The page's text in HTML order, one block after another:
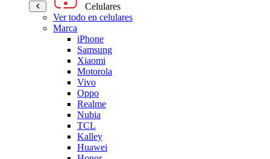
Celulares
Ver todo en celulares
Marca
iPhone
Samsung
Xiaomi
Motorola
Vivo
Oppo
Realme
Nubia
TCL
Kalley
Huawei